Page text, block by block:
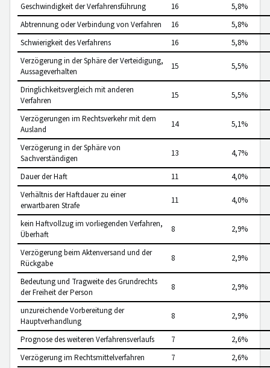
Geschwindigkeit der Verfahrensführung
16
5,8%
Abtrennung oder Verbindung von Verfahren
16
5,8%
Schwierigkeit des Verfahrens
16
5,8%
Verzögerung in der Sphäre der Verteidigung,
Aussageverhalten
15 5,5%
Dringlichkeitsvergleich mit anderen
Verfahren
15 5,5%
Verzögerungen im Rechtsverkehr mit dem
Ausland
14 5,1%
Verzögerung in der Sphäre von
Sachverständigen
13 4,7%
Dauer der Haft 11
4,0%
Verhältnis der Haftdauer zu einer
erwartbaren Strafe
11 4,0%
kein Haftvollzug im vorliegenden Verfahren,
Überhaft
8 2,9%
Verzögerung beim Aktenversand und der
Rückgabe
8 2,9%
Bedeutung und Tragweite des Grundrechts
der Freiheit der Person
8 2,9%
unzureichende Vorbereitung der
Hauptverhandlung
8 2,9%
Prognose des weiteren Verfahrensverlaufs 7
2,6%
Verzögerung im Rechtsmittelverfahren
7
2,6%